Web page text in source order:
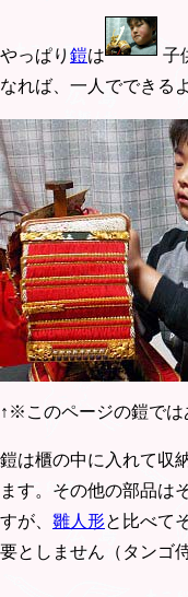
やっぱり 鎧は 子
なれば、一人でできる
↑※このページの鎧では
鎧は櫃の中に入れて収
ます。その他の部品は
すが、 雛人形と比べて
要としません（タンゴ